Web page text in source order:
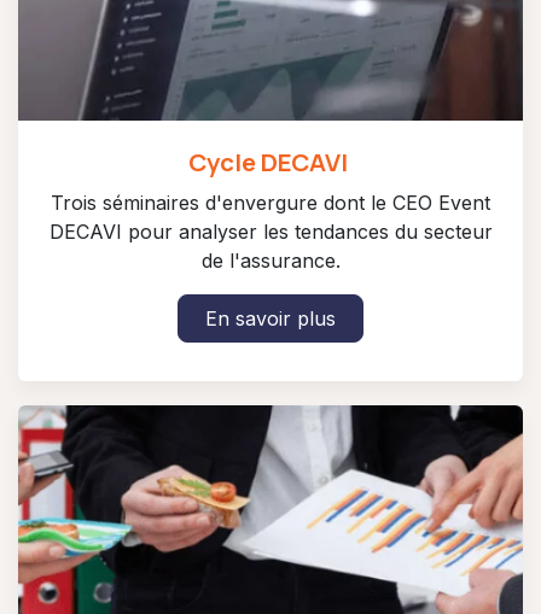
Cycle DECAVI
Trois séminaires d'envergure dont le CEO Event
DECAVI pour analyser les tendances du secteur
de l'assurance.
En savoir plus